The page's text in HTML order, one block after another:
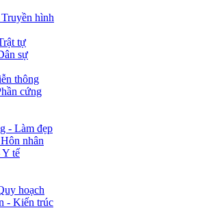
hình
tự
sự
thông
cứng
- Làm đẹp
nhân
Y tế
hoạch
- Kiến trúc